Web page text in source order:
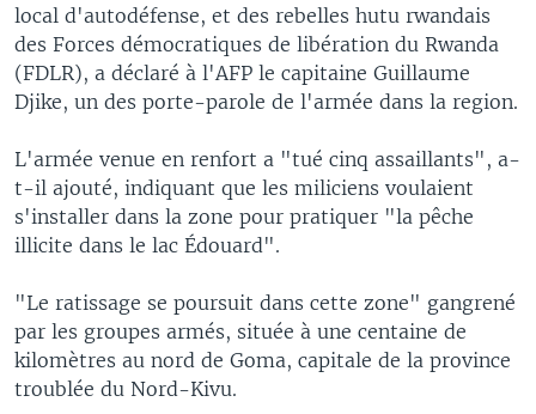
local d'autodéfense, et des rebelles hutu rwandais
des Forces démocratiques de libération du Rwanda
(FDLR), a déclaré à l'AFP le capitaine Guillaume
Djike, un des porte-parole de l'armée dans la region.
L'armée venue en renfort a "tué cinq assaillants", a-
t-il ajouté, indiquant que les miliciens voulaient
s'installer dans la zone pour pratiquer "la pêche
illicite dans le lac Édouard".
"Le ratissage se poursuit dans cette zone" gangrené
par les groupes armés, située à une centaine de
kilomètres au nord de Goma, capitale de la province
troublée du Nord-Kivu.